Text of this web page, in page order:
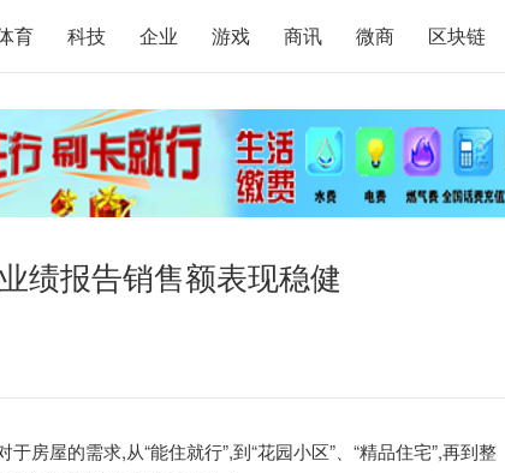
育 科技 企业 游戏 商讯 微商 区块链
绩报告销售额表现稳健
房屋的需求,从“能住就行”,到“花园小区”、“精品住宅”,再到整